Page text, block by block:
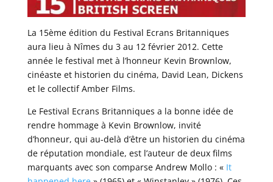
La 15ème édition du Festival Ecrans Britanniques
aura lieu à Nîmes du 3 au 12 février 2012. Cette
année le festival met à l’honneur Kevin Brownlow,
cinéaste et historien du cinéma, David Lean, Dickens
et le collectif Amber Films.
Le Festival Ecrans Britanniques a la bonne idée de
rendre hommage à Kevin Brownlow, invité
d’honneur, qui au-delà d’être un historien du cinéma
de réputation mondiale, est l’auteur de deux films
marquants avec son comparse Andrew Mollo : « It